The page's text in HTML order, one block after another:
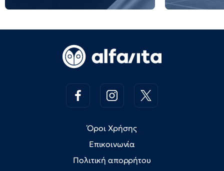
Όροι Χρήσης
Επικοινωνία
Πολιτική απορρήτου